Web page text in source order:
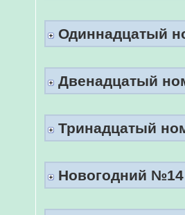
Одиннадцатый
Двенадцатый
Тринадцатый
Новогодний №14